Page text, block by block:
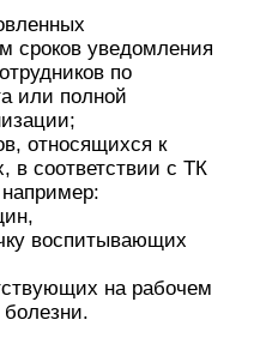
сроков уведомления
по
или полной
относящихся к
в соответствии с ТК
воспитывающих
на рабочем